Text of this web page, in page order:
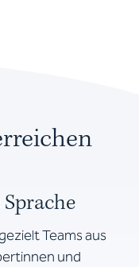
Teams aus
und